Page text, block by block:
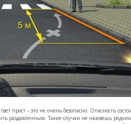
прост – это не очень безопасно. Опасность
раздавленным. Такие случаи не назовешь